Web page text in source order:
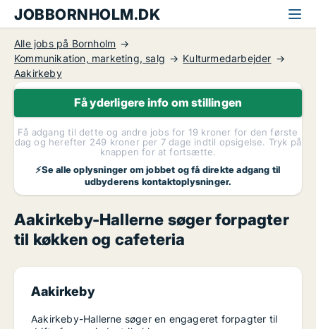
JOBBORNHOLM.DK
Alle jobs på Bornholm
Kommunikation, marketing, salg
Kulturmedarbejder
Aakirkeby
Få yderligere info om stillingen
Få adgang til dette og andre jobs for 19 kroner for den første
dag og herefter 249 kroner per 7 dage indtil opsigelse. Tryk på
knappen for at fortsætte.
⚡Se alle oplysninger om jobbet og få direkte adgang til
udbyderens kontaktoplysninger.
Aakirkeby-Hallerne søger forpagter
til køkken og cafeteria
Aakirkeby
Aakirkeby-Hallerne søger en engageret forpagter til